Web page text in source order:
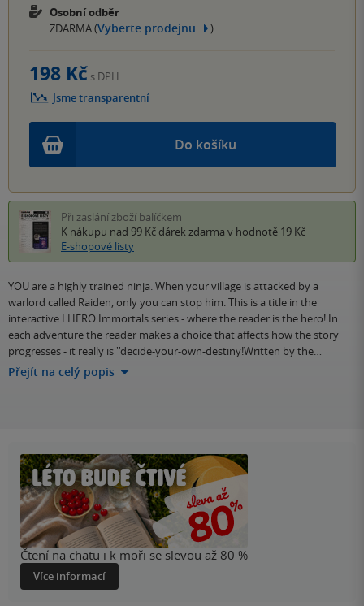
Osobní odběr
ZDARMA (Vyberte prodejnu )
Do košíku
198 Kč s DPH
Jsme transparentní
Při zaslání zboží balíčkem
K nákupu nad 99 Kč dárek zdarma v hodnotě 19 Kč
E-shopové listy
YOU are a highly trained ninja. When your village is attacked by a
warlord called Raiden, only you can stop him. This is a title in the
interactive I HERO Immortals series - where the reader is the hero! In
each adventure the reader makes a choice that affects how the story
progresses - it really is ''decide-your-own-destiny!Written by the…
Přejít na celý popis
Čtení na chatu i k moři se slevou až 80 %
Více informací